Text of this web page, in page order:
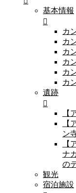
基本情報
カ
カ
カ
カ
カ
カ
遺跡
【
【
ン
【
ナ
の
観光
宿泊施設